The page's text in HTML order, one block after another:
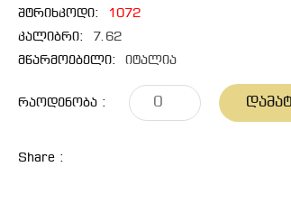
შტრიხკოდი:
1072
კალიბრი:
7.62
მწარმოებელი:
იტალია
Რაოდენობა :
Share :